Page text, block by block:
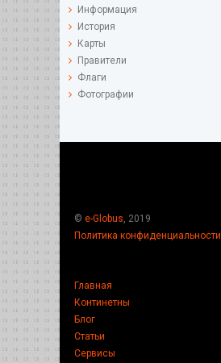
Информация
История
Карты
Правители
Флаги
Фотографии
© e-Globus , 2019
Политика конфиденциальности
Главная
Континетны
Блог
Статьи
Сервисы